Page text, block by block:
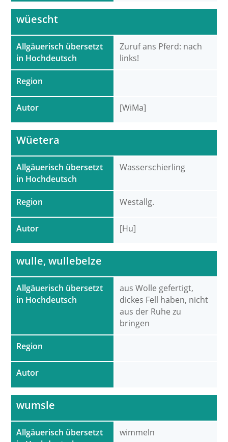
Allgäuerisch übersetzt
in Hochdeutsch
Region
Autor
wüescht
Zuruf ans Pferd: nach
links!
[WiMa]
Allgäuerisch übersetzt
in Hochdeutsch
Region
Autor
Wüetera
Wasserschierling
Westallg.
[Hu]
Allgäuerisch übersetzt
in Hochdeutsch
Region
Autor
wulle, wullebelze
aus Wolle gefertigt,
dickes Fell haben, nicht
aus der Ruhe zu
bringen
Allgäuerisch übersetzt
wumsle
wimmeln